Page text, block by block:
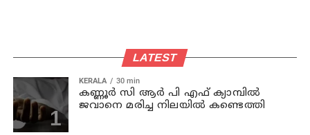
LATEST
KERALA 30 min
കണ്ണൂര്‍ സി ആര്‍ പി എഫ് ക്യാമ്പില്‍
ജവാനെ മരിച്ച നിലയില്‍ കണ്ടെത്തി